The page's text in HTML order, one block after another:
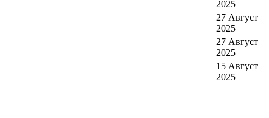
2025
27 Август
2025
27 Август
2025
15 Август
2025